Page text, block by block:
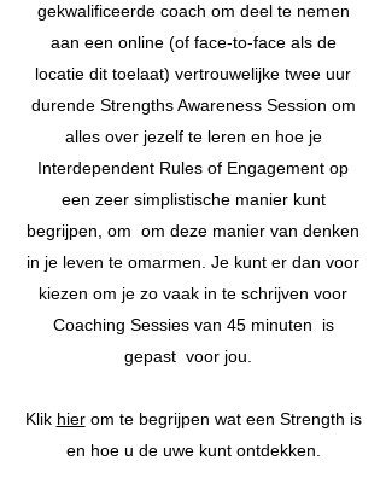
gekwalificeerde coach om deel te nemen
aan een online (of face-to-face als de
locatie dit toelaat) vertrouwelijke twee uur
durende Strengths Awareness Session om
alles over jezelf te leren en hoe je
Interdependent Rules of Engagement op
een zeer simplistische manier kunt
begrijpen, om om deze manier van denken
in je leven te omarmen. Je kunt er dan voor
kiezen om je zo vaak in te schrijven voor
Coaching Sessies van 45 minuten
is
gepast voor jou.
Klik hierom te begrijpen wat een Strength is
en hoe u de uwe kunt ontdekken.